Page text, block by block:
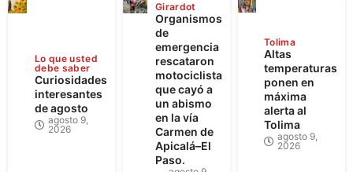
Lo que usted
debe saber
Curiosidades
interesantes
de agosto
agosto 9,
2026
Girardot
Organismos
de
emergencia
rescataron
motociclista
que cayó a
un abismo
en la vía
Carmen de
Apicalá–El
Paso.
Tolima
Altas
temperaturas
ponen en
máxima
alerta al
Tolima
agosto 9,
2026